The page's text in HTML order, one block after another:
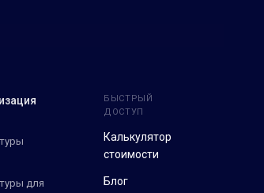
для
БЫСТРЫЙ
ДОСТУП
Калькулятор
стоимости
Блог